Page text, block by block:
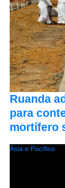
Ruanda
para
mortífero
Ásia e Pacífico